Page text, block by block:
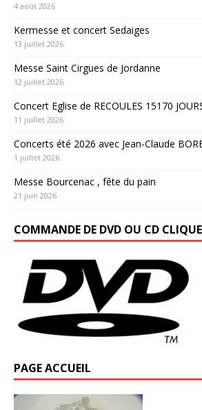
4 août 2026
Kermesse et concert Sedaiges
13 juillet 2026
Messe Saint Cirgues de Jordanne
12 juillet 2026
Concert Eglise de RECOULES 15170
11 juillet 2026
Concerts été 2026 avec Jean-Claude
1 juillet 2026
Messe Bourcenac , fête du pain
21 juin 2026
COMMANDE DE DVD OU CD
PAGE ACCUEIL